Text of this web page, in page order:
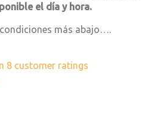
el día y hora.
más abajo….
8 customer ratings